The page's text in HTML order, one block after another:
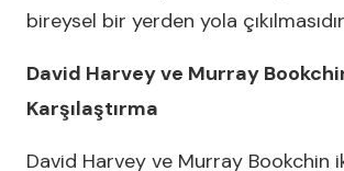
bireysel bir yerden yola
David Harvey ve Murray
Karşılaştırma
David Harvey ve Murray Bookchin